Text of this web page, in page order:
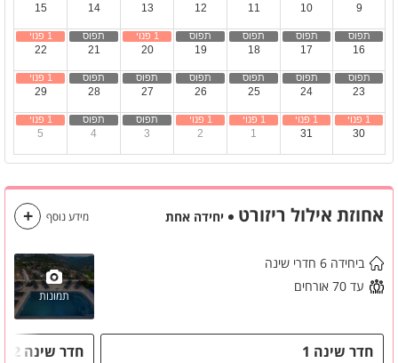
9
10
11
12
13
14
15
16
17
18
19
20
21
22
23
24
25
26
27
28
29
30
31
1
2
3
4
5
אחוזת אילול ריזורט יחידה אחת
תמונות
ביחידה 6 חדרי שינה
עד 70 אורחים
חדר שינה 1 חדר שינה 2
מידע נוסף